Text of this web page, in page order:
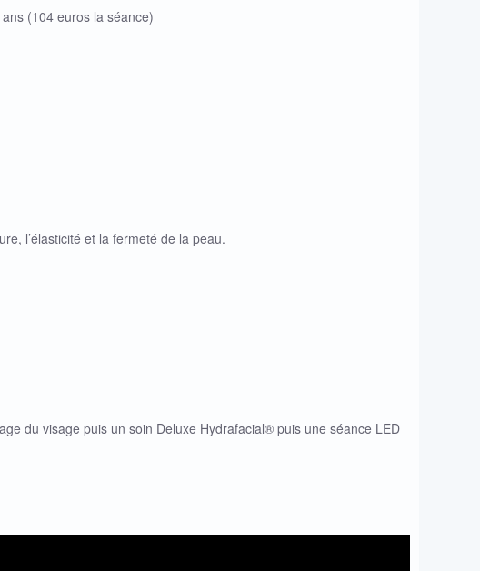
(104 euros la séance)
l’élasticité et la fermeté de la peau.
du visage puis un soin Deluxe Hydrafacial® puis une séance LED